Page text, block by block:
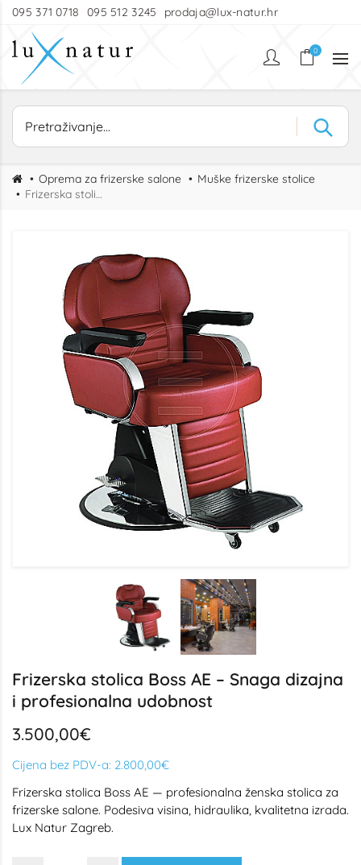
095 371 0718 095 512 3245 prodaja@lux-natur.hr
0
Oprema za frizerske salone
Muške frizerske stolice
Frizerska stolica Boss AE
Frizerska stolica Boss AE – Snaga dizajna
i profesionalna udobnost
3.500,00€
Cijena bez PDV-a: 2.800,00€
Frizerska stolica Boss AE — profesionalna ženska stolica za
frizerske salone. Podesiva visina, hidraulika, kvalitetna izrada.
Lux Natur Zagreb.